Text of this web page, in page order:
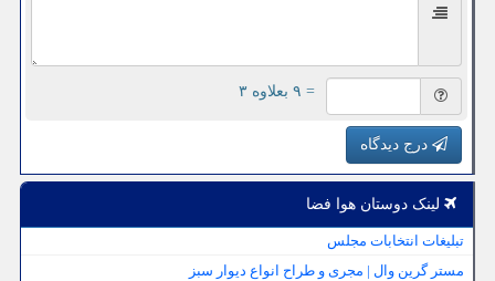
= ۹ بعلاوه ۳
درج دیدگاه
لینک دوستان هوا فضا
تبلیغات انتخابات مجلس
مستر گرین وال | مجری و طراح انواع دیوار سبز